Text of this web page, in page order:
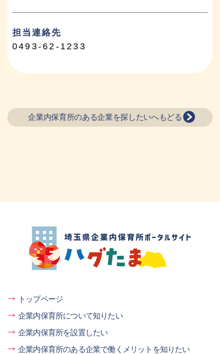
担当連絡先
0493-62-1233
企業内保育所のある企業を探したいへもどる
埼玉県企業内保育所ポータルサイト ハグ
たま
トップページ
企業内保育所について知りたい
企業内保育所を設置したい
企業内保育所のある企業で働くメリットを知りたい